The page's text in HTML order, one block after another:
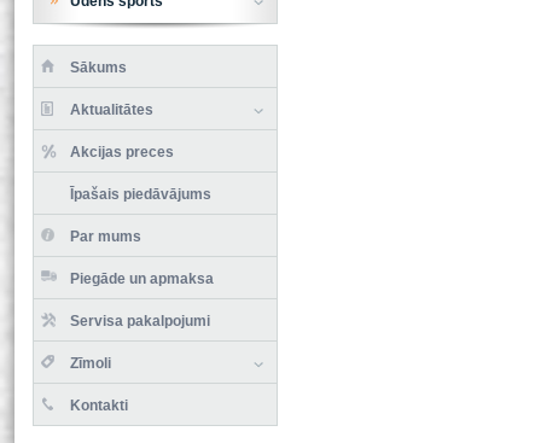
Sākums
Aktualitātes
Akcijas preces
Īpašais piedāvājums
Par mums
Piegāde un apmaksa
Servisa pakalpojumi
Zīmoli
Kontakti